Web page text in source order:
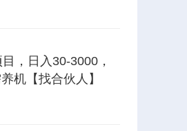
，日入30-3000，
机【找合伙人】